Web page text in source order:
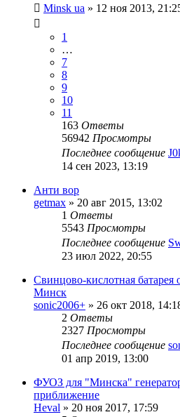
Minsk ua » 12 ноя 2013,
1
…
7
8
9
10
11
163 Ответы
56942 Просмотры
Последнее сообщение
14 сен 2023, 13:19
Анти вор
getmax » 20 авг 2015, 13:02
1 Ответы
5543 Просмотры
Последнее сообщение
23 июл 2022, 20:55
Свинцово-кислотная батарея
Минск
sonic2006+ » 26 окт 2018,
2 Ответы
2327 Просмотры
Последнее сообщение
01 апр 2019, 13:00
ФУОЗ для "Минска"
приближение
Heval » 20 ноя 2017, 17:59